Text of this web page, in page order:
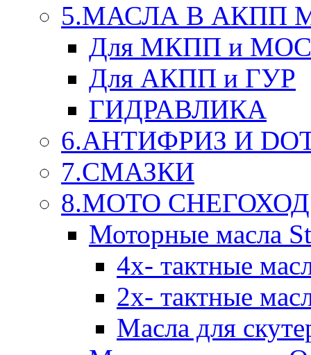
5.МАСЛА В АКПП
Для МКПП и
Для АКПП и ГУР
ГИДРАВЛИКА
6.АНТИФРИЗ И
7.СМАЗКИ
8.МОТО
Моторные масла
4х- тактные
2х- тактные
Масла для